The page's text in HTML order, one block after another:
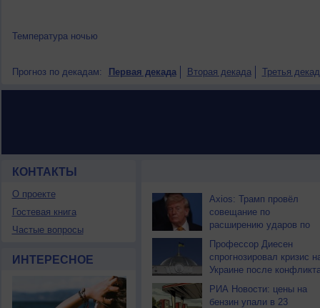
Температура ночью
Прогноз по декадам: Первая декада Вторая декада Третья
КОНТАКТЫ
О проекте
Гостевая книга
Частые вопросы
ИНТЕРЕСНОЕ
НОВОСТИ ПАРТНЕРОВ
Axios: Трамп провёл
совещание по
расширению ударов по
Ирану
Профессор Диесен
спрогнозировал кризис
Украине после
РИА Новости: цены на
бензин упали в 23